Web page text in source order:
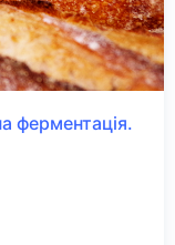
ферментація.